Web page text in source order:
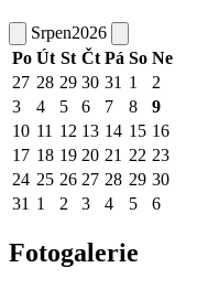
Srpen2026
Po Út St Čt Pá So Ne
27 28 29 30 31 1
2
3
4 5 6 7 8
9
10 11 12 13 14 15 16
17 18 19 20 21 22 23
24 25 26 27 28 29 30
31 1 2 3 4 5 6
Fotogalerie